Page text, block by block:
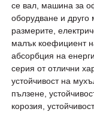
се вал, машина за
оборудване и друго
размерите,
малък коефициент
абсорбция на
серия от отлични
устойчивост на
пълзене,
корозия,